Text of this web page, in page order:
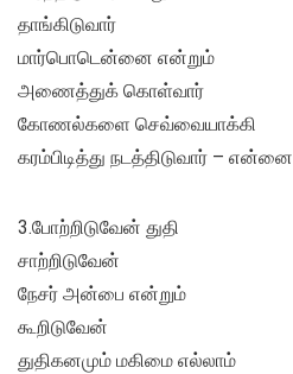
தாங்கிடுவார்
மார்பொடென்னை என்றும்
அணைத்துக் கொள்வார்
கோணல்களை செவ்வையாக்கி
கரம்பிடித்து நடத்திடுவார் – என்னை
3.போற்றிடுவேன் துதி
சாற்றிடுவேன்
நேசர் அன்பை என்றும்
கூறிடுவேன்
துதிகனமும் மகிமை எல்லாம்